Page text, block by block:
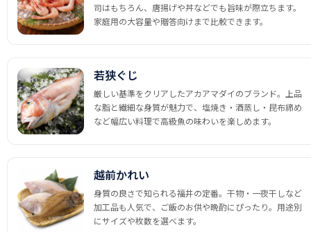
司はもちろん、唐揚げや丼などでも旨味が際立ちます。
家庭用の大容量や贈答向けまで比較できます。
若狭ぐじ
厳しい基準をクリアしたアカアマダイのブランド。上品
な脂と繊細な身質が魅力で、塩焼き・酒蒸し・昆布締め
など幅広い料理で高級魚の味わいを楽しめます。
越前かれい
身質の良さで知られる福井の定番。干物・一夜干しなど
加工品も人気で、ご飯のお供や晩酌にぴったり。用途別
にサイズや枚数を選べます。